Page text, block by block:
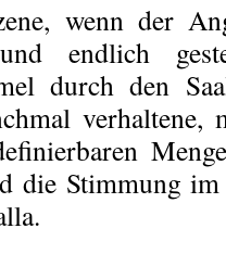
wenn der
und endlich
durch den
verhaltene,
die Stimmung